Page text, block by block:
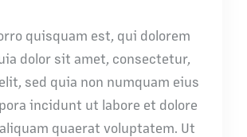
quisquam est, qui dolorem
dolor sit amet, consectetur,
sed quia non numquam eius
incidunt ut labore et dolore
quaerat voluptatem. Ut